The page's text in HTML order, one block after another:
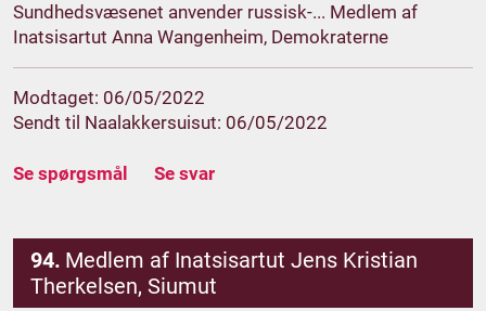
Sundhedsvæsenet anvender russisk-... Medlem af
Inatsisartut Anna Wangenheim, Demokraterne
Modtaget: 06/05/2022
Sendt til Naalakkersuisut: 06/05/2022
Se spørgsmål Se svar
94. Medlem af Inatsisartut Jens Kristian
Therkelsen, Siumut